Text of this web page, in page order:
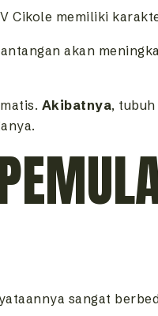
Cikole memiliki
akan
Akibatnya,
sangat